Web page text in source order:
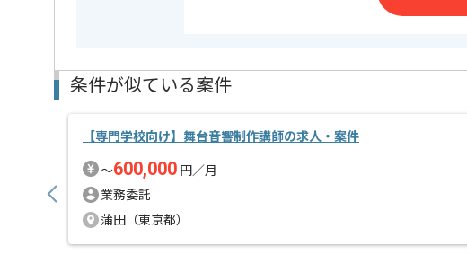
条件が似ている案件
【専門学校向け】舞台音響制作講師の求人・案件
〜600,000 円／月
業務委託
蒲田（東京都）